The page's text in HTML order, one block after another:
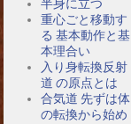
半身に立つ
重心ごと移動す
る 基本動作と基
本理合い
入り身転換反射
道 の原点とは
合気道 先ずは体
の転換から始め